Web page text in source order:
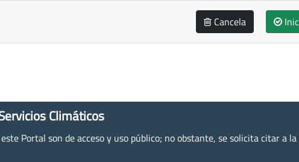
Cancela
Climáticos
Portal son de acceso y uso público; no obstante, se solicita citar a la